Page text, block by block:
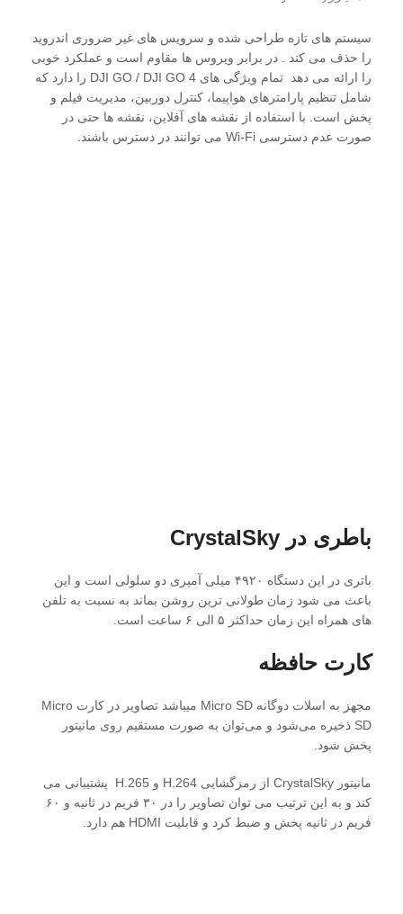
سیستم های تازه طراحی شده و سرویس های غیر ضروری اندروید
را حذف می کند . در برابر ویروس ها مقاوم است و عملکرد خوبی
را ارائه می دهد تمام ویژگی های DJI GO / DJI GO 4 را دارد که
شامل تنظیم پارامترهای هواپیما، کنترل دوربین، مدیریت فیلم و
پخش است. با استفاده از نقشه های آفلاین، نقشه ها حتی در
صورت عدم دسترسی Wi-Fi می توانند در دسترس باشند.
باطری در CrystalSky
باتری در این دستگاه ۴۹۲۰ میلی آمپری دو سلولی است و این
باعث می شود زمان طولانی ترین روشن بماند به نسبت به تلفن
های همراه این زمان حداکثر ۵ الی ۶ ساعت است.
کارت حافظه
مجهز به اسلات دوگانه Micro SD میباشد تصاویر در کارت Micro
SD ذخیره می‌شود و می‌توان به صورت مستقیم روی مانیتور
پخش شود.
مانیتور CrystalSky از رمزگشایی H.264 و H.265 پشتیبانی می
کند و به این ترتیب می توان تصاویر را در ۳۰ فریم در ثانیه و ۶۰
فریم در ثانیه پخش و ضبط کرد و قابلیت HDMI هم دارد.